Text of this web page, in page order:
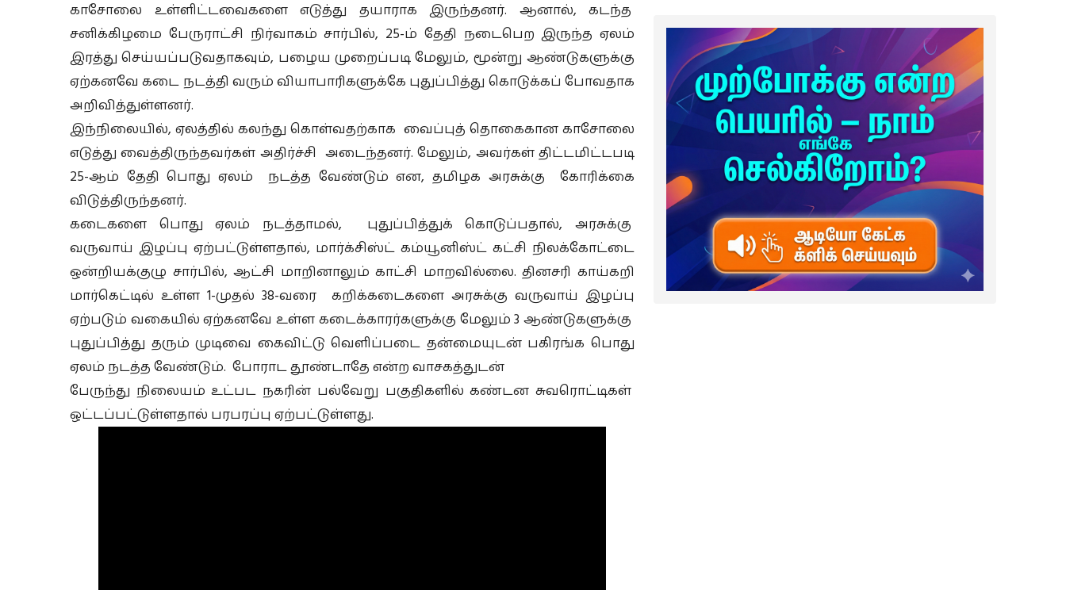
காசோலை உள்ளிட்டவைகளை எடுத்து தயாராக இருந்தனர். ஆனால், கடந்த
சனிக்கிழமை பேருராட்சி நிர்வாகம் சார்பில், 25-ம் தேதி நடைபெற இருந்த ஏலம்
இரத்து செய்யப்படுவதாகவும், பழைய முறைப்படி மேலும், மூன்று ஆண்டுகளுக்கு
ஏற்கனவே கடை நடத்தி வரும் வியாபாரிகளுக்கே புதுப்பித்து கொடுக்கப் போவதாக
அறிவித்துள்ளனர்.
இந்நிலையில், ஏலத்தில் கலந்து கொள்வதற்காக வைப்புத் தொகைகான காசோலை
எடுத்து வைத்திருந்தவர்கள் அதிர்ச்சி அடைந்தனர். மேலும், அவர்கள் திட்டமிட்டபடி
25-ஆம் தேதி பொது ஏலம் நடத்த வேண்டும் என, தமிழக அரசுக்கு கோரிக்கை
விடுத்திருந்தனர்.
கடைகளை பொது ஏலம் நடத்தாமல், புதுப்பித்துக் கொடுப்பதால், அரசுக்கு
வருவாய் இழப்பு ஏற்பட்டுள்ளதால், மார்க்சிஸ்ட் கம்யூனிஸ்ட் கட்சி நிலக்கோட்டை
ஒன்றியக்குழு சார்பில், ஆட்சி மாறினாலும் காட்சி மாறவில்லை. தினசரி காய்கறி
மார்கெட்டில் உள்ள 1-முதல் 38-வரை கறிக்கடைகளை அரசுக்கு வருவாய் இழப்பு
ஏற்படும் வகையில் ஏற்கனவே உள்ள கடைக்காரர்களுக்கு மேலும் 3 ஆண்டுகளுக்கு
புதுப்பித்து தரும் முடிவை கைவிட்டு வெளிப்படை தன்மையுடன் பகிரங்க பொது
ஏலம் நடத்த வேண்டும். போராட தூண்டாதே என்ற வாசகத்துடன்
பேருந்து நிலையம் உட்பட நகரின் பல்வேறு பகுதிகளில் கண்டன சுவரொட்டிகள்
ஒட்டப்பட்டுள்ளதால் பரபரப்பு ஏற்பட்டுள்ளது.